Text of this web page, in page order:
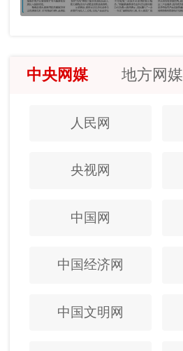
中央网媒 地方网媒
人民网
央视网
中国网
中国经济网
中国文明网